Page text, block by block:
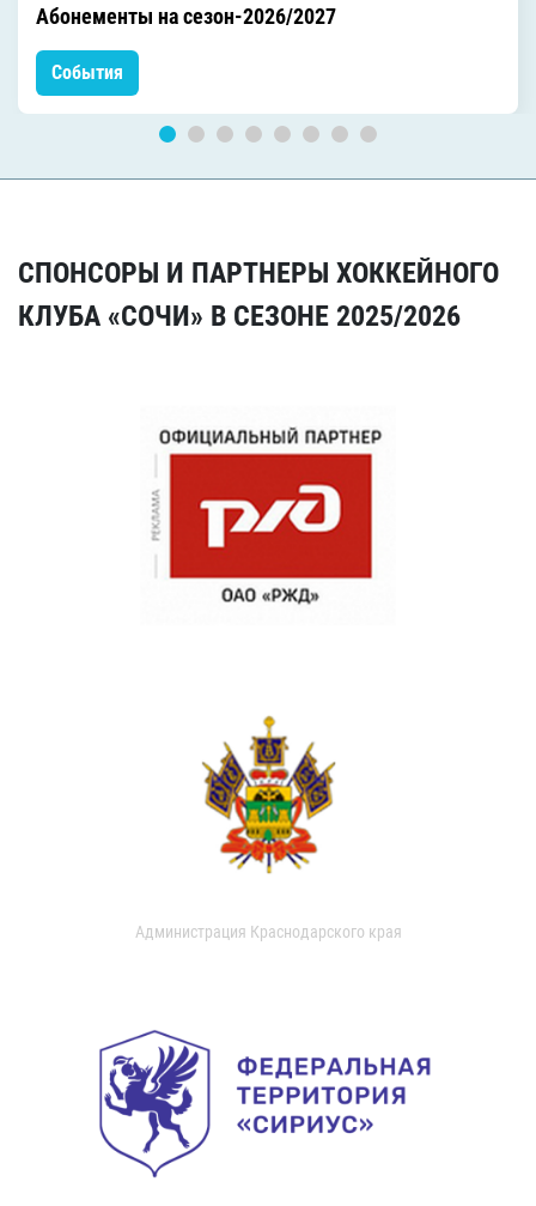
Абонементы на сезон-2026/2027
События
СПОНСОРЫ И ПАРТНЕРЫ ХОККЕЙНОГО
КЛУБА «СОЧИ» В СЕЗОНЕ 2025/2026
Администрация Краснодарского края